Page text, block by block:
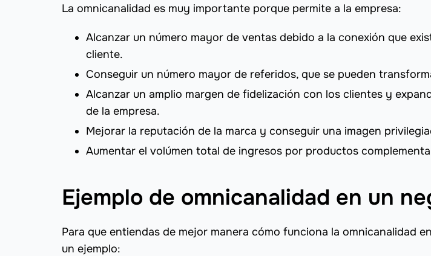
La omnicanalidad es muy importante porque permite a la empresa:
Alcanzar un número mayor de ventas debido a la conexión que
cliente.
Conseguir un número mayor de referidos, que se pueden
Alcanzar un amplio margen de fidelización con los clientes y
de la empresa.
Mejorar la reputación de la marca y conseguir una imagen
Aumentar el volúmen total de ingresos por productos
Ejemplo de omnicanalidad en un
Para que entiendas de mejor manera cómo funciona la omnicanalidad
un ejemplo: